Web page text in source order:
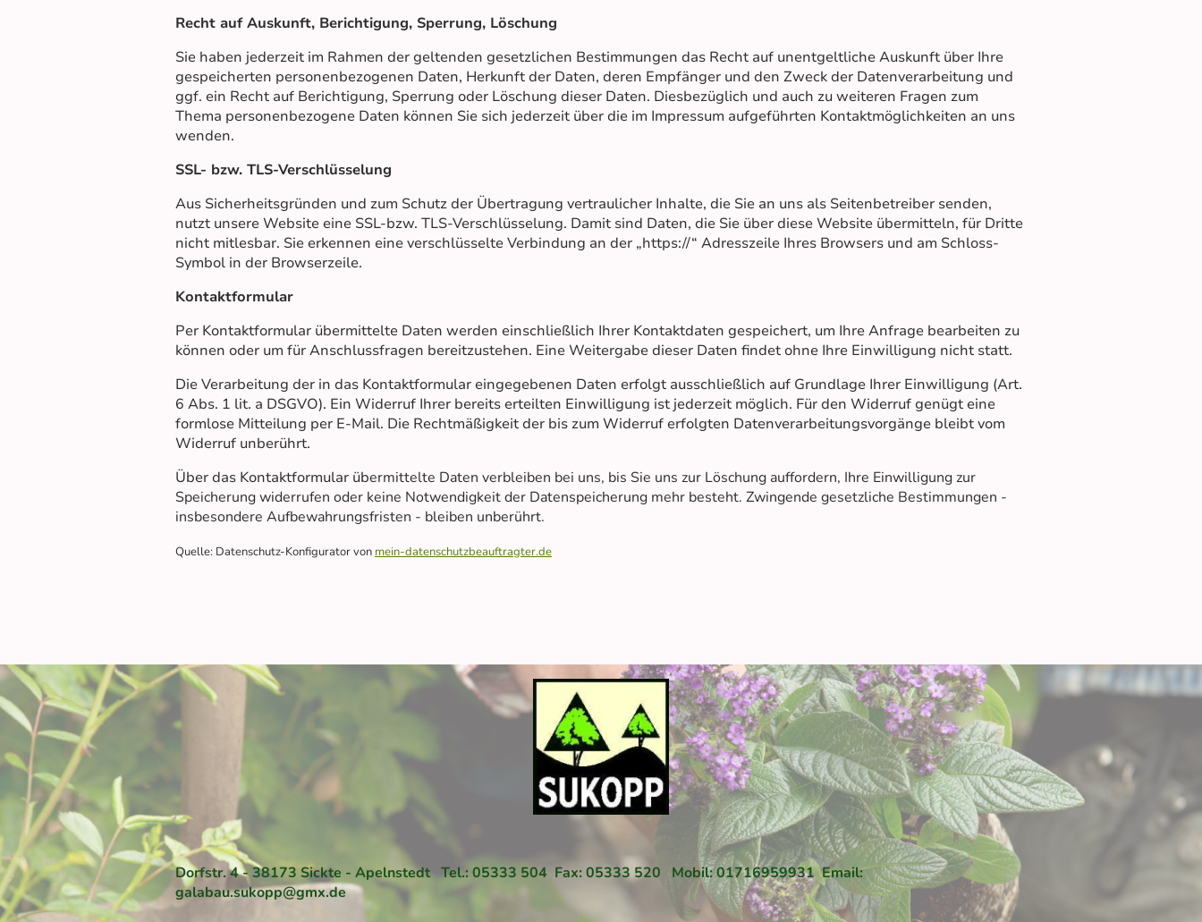
Recht auf Auskunft, Berichtigung, Sperrung, Löschung
Sie haben jederzeit im Rahmen der geltenden gesetzlichen Bestimmungen das Recht auf unentgeltliche Auskunft über Ihre
gespeicherten personenbezogenen Daten, Herkunft der Daten, deren Empfänger und den Zweck der Datenverarbeitung und
ggf. ein Recht auf Berichtigung, Sperrung oder Löschung dieser Daten. Diesbezüglich und auch zu weiteren Fragen zum
Thema personenbezogene Daten können Sie sich jederzeit über die im Impressum aufgeführten Kontaktmöglichkeiten an uns
wenden.
SSL- bzw. TLS-Verschlüsselung
Aus Sicherheitsgründen und zum Schutz der Übertragung vertraulicher Inhalte, die Sie an uns als Seitenbetreiber senden,
nutzt unsere Website eine SSL-bzw. TLS-Verschlüsselung. Damit sind Daten, die Sie über diese Website übermitteln, für Dritte
nicht mitlesbar. Sie erkennen eine verschlüsselte Verbindung an der „https://“ Adresszeile Ihres Browsers und am Schloss-
Symbol in der Browserzeile.
Kontaktformular
Per Kontaktformular übermittelte Daten werden einschließlich Ihrer Kontaktdaten gespeichert, um Ihre Anfrage bearbeiten zu
können oder um für Anschlussfragen bereitzustehen. Eine Weitergabe dieser Daten findet ohne Ihre Einwilligung nicht statt.
Die Verarbeitung der in das Kontaktformular eingegebenen Daten erfolgt ausschließlich auf Grundlage Ihrer Einwilligung (Art.
6 Abs. 1 lit. a DSGVO). Ein Widerruf Ihrer bereits erteilten Einwilligung ist jederzeit möglich. Für den Widerruf genügt eine
formlose Mitteilung per E-Mail. Die Rechtmäßigkeit der bis zum Widerruf erfolgten Datenverarbeitungsvorgänge bleibt vom
Widerruf unberührt.
Über das Kontaktformular übermittelte Daten verbleiben bei uns, bis Sie uns zur Löschung auffordern, Ihre Einwilligung zur
Speicherung widerrufen oder keine Notwendigkeit der Datenspeicherung mehr besteht. Zwingende gesetzliche Bestimmungen -
insbesondere Aufbewahrungsfristen - bleiben unberührt.
Quelle: Datenschutz-Konfigurator von mein-datenschutzbeauftragter.de
Dorfstr. 4 - 38173 Sickte - Apelnstedt Tel.: 05333 504 Fax: 05333 520 Mobil: 01716959931 Email:
galabau.sukopp@gmx.de